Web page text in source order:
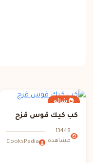
شائع
كب كيك قوس قزح
13448
مشاهدة
CooksPedia